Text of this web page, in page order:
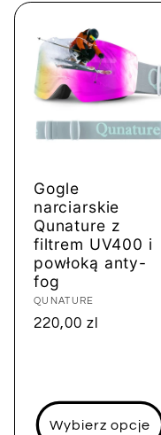
Gogle
narciarskie
Qunature z
filtrem UV400 i
powłoką anty-
fog
Dostawca:
QUNATURE
Cena
220,00 zl
Wybierz opcje